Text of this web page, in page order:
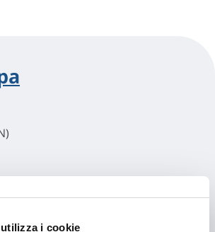
i cookie